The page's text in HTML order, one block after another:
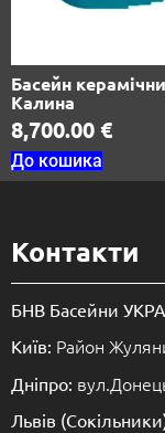
Басейн
Калина
8,700.00 €
До кошика
Контакти
БНВ Басейни
Київ: Район
Дніпро:
Львів